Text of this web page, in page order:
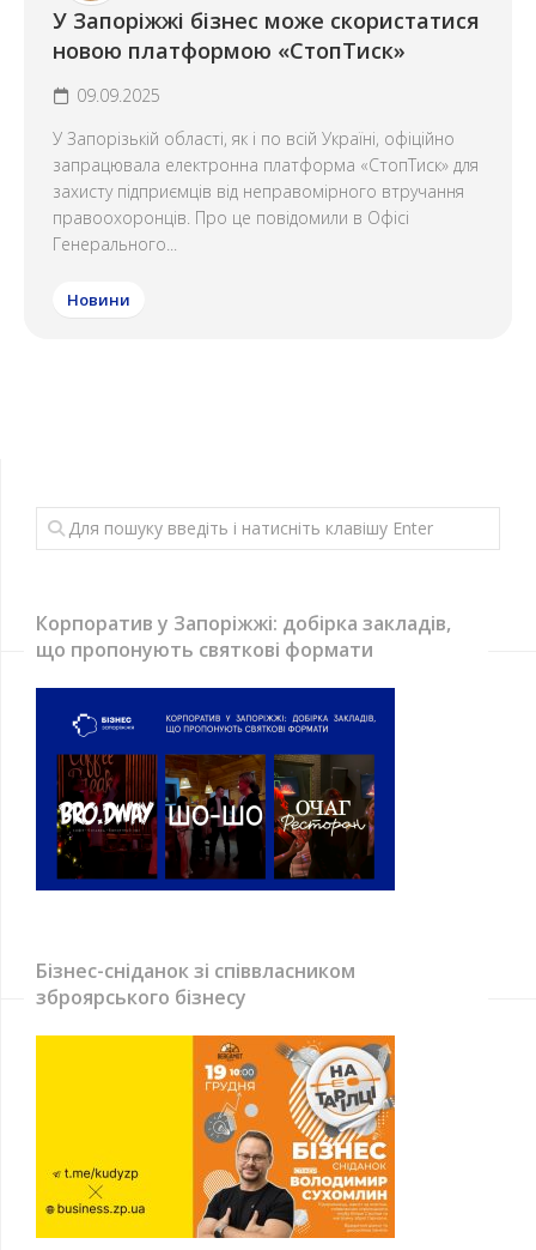
У Запоріжжі бізнес може скористатися
новою платформою «СтопТиск»
09.09.2025
У Запорізькій області, як і по всій Україні, офіційно
запрацювала електронна платформа «СтопТиск» для
захисту підприємців від неправомірного втручання
правоохоронців. Про це повідомили в Офісі
Генерального...
Новини
Корпоратив у Запоріжжі: добірка закладів,
що пропонують святкові формати
Бізнес-сніданок зі співвласником
зброярського бізнесу